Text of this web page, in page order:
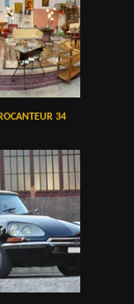
34